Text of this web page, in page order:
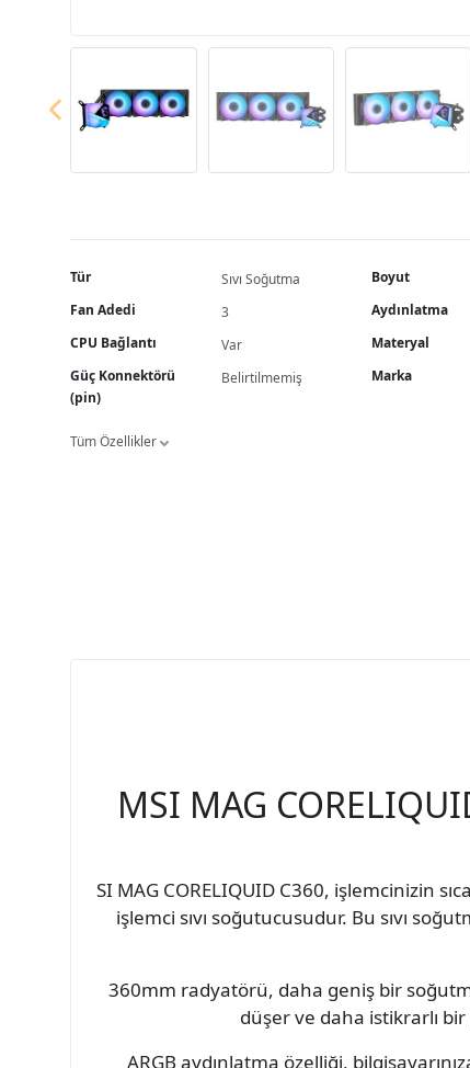
Tür Sıvı Soğutma Boyut
Fan Adedi
3 Aydınlatma
CPU Bağlantı
Var Materyal
Güç Konnektörü
(pin)
Belirtilmemiş Marka
Tüm Özellikler
MSI MAG
SI MAG CORELIQUID C360, işlemcinizin
işlemci sıvı soğutucusudur. Bu sıvı
360mm radyatörü, daha geniş bir
düşer ve daha istikrarlı
ARGB aydınlatma özelliği,